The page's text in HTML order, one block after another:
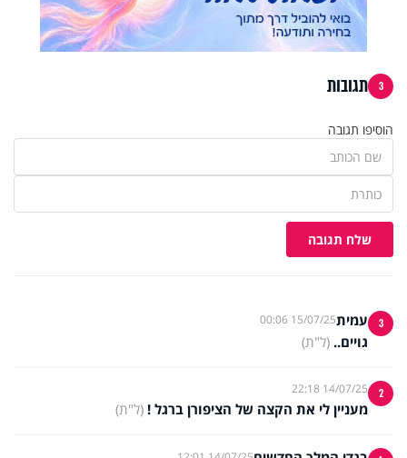
3 תגובות
הוסיפו תגובה
שלח תגובה
3 עמית15/07/25 00:06
גויים.. (ל"ת)
2
14/07/25 22:18
מעניין לי את הקצה של הציפורן ברגל ! (ל"ת)